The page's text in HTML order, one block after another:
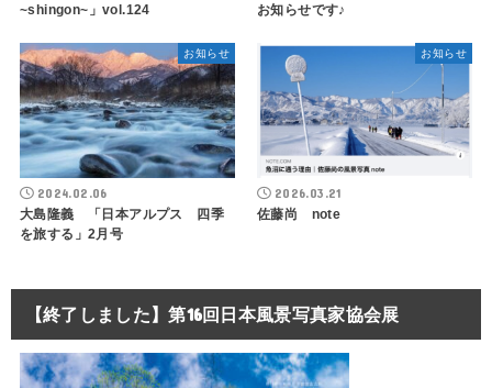
~shingon~」vol.124
お知らせです♪
お知らせ
2024.02.06
大島隆義 「日本アルプス 四季
を旅する」2月号
お知らせ
2026.03.21
佐藤尚 note
【終了しました】第16回日本風景写真家協会展